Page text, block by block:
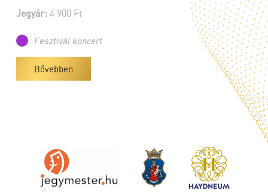
Jegyár: 4 900 Ft
Fesztivál koncert
Bővebben